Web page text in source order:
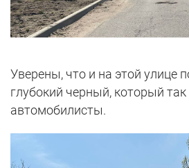
Уверены, что и на этой улице
глубокий черный, который
автомобилисты.